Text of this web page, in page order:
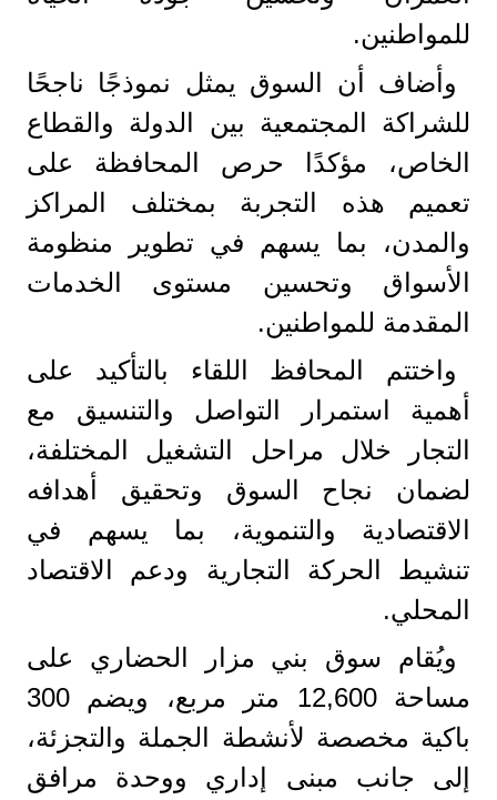
للمواطنين.
وأضاف أن السوق يمثل نموذجًا ناجحًا
للشراكة المجتمعية بين الدولة والقطاع
الخاص، مؤكدًا حرص المحافظة على
تعميم هذه التجربة بمختلف المراكز
والمدن، بما يسهم في تطوير منظومة
الأسواق وتحسين مستوى الخدمات
المقدمة للمواطنين.
واختتم المحافظ اللقاء بالتأكيد على
أهمية استمرار التواصل والتنسيق مع
التجار خلال مراحل التشغيل المختلفة،
لضمان نجاح السوق وتحقيق أهدافه
الاقتصادية والتنموية، بما يسهم في
تنشيط الحركة التجارية ودعم الاقتصاد
المحلي.
ويُقام سوق بني مزار الحضاري على
مساحة 12,600 متر مربع، ويضم 300
باكية مخصصة لأنشطة الجملة والتجزئة،
إلى جانب مبنى إداري ووحدة مرافق